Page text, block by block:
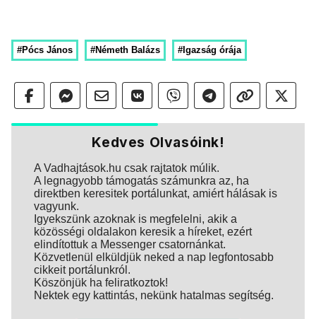
#Pócs János #Németh Balázs #Igazság órája
Kedves Olvasóink!
A Vadhajtások.hu csak rajtatok múlik.
A legnagyobb támogatás számunkra az, ha
direktben keresitek portálunkat, amiért hálásak is
vagyunk.
Igyekszünk azoknak is megfelelni, akik a
közösségi oldalakon keresik a híreket, ezért
elindítottuk a Messenger csatornánkat.
Közvetlenül elküldjük neked a nap legfontosabb
cikkeit portálunkról.
Köszönjük ha feliratkoztok!
Nektek egy kattintás, nekünk hatalmas segítség.